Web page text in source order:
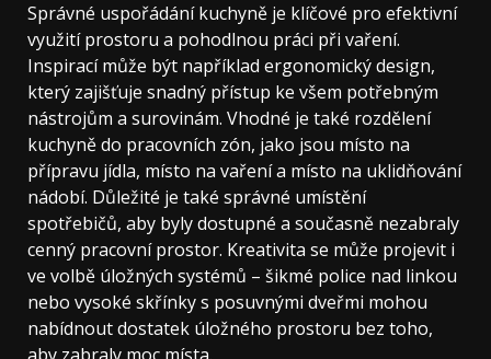
Správné uspořádání kuchyně je klíčové pro efektivní
využití prostoru a pohodlnou práci při vaření.
Inspirací může být například ergonomický design,
který zajišťuje snadný přístup ke všem potřebným
nástrojům a surovinám. Vhodné je také rozdělení
kuchyně do pracovních zón, jako jsou místo na
přípravu jídla, místo na vaření a místo na uklidňování
nádobí. Důležité je také správné umístění
spotřebičů, aby byly dostupné a současně nezabraly
cenný pracovní prostor. Kreativita se může projevit i
ve volbě úložných systémů – šikmé police nad linkou
nebo vysoké skřínky s posuvnými dveřmi mohou
nabídnout dostatek úložného prostoru bez toho,